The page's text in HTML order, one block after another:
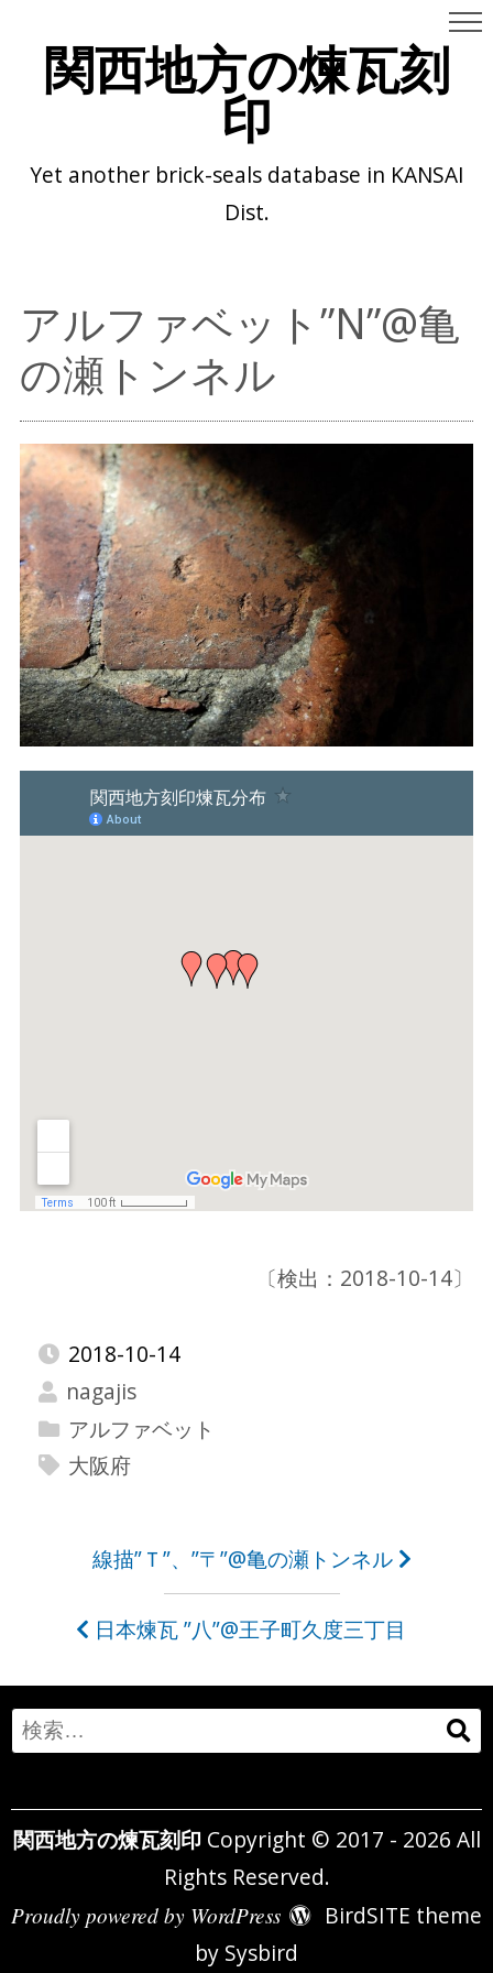
関西地方の煉瓦刻
印
Yet another brick-seals database in KANSAI
Dist.
アルファベット”N”@亀
の瀬トンネル
〔検出：2018-10-14〕
2018-10-14
nagajis
アルファベット
大阪府
ビ
ゲ
ー
シ
ョ
線描”Ｔ”、”〒”@亀の瀬トンネル
日本煉瓦 ”八”@王子町久度三丁目
Search
for:
関西地方の煉瓦刻印 Copyright © 2017 - 2026 All
Rights Reserved.
Proudly powered by WordPress
BirdSITE theme
by Sysbird